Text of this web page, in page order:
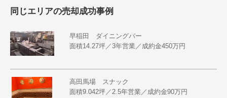
同じエリアの売却成功事例
早稲田 ダイニングバー
面積14.27坪／3年営業／成約金450万円
高田馬場 スナック
面積9.042坪／2.5年営業／成約金90万円